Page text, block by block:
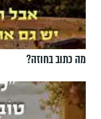
מה כתוב בחוזה?